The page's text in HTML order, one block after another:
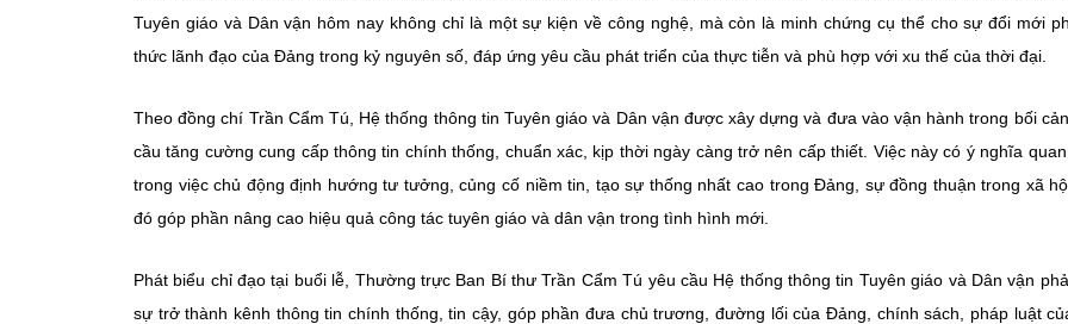
Tuyên giáo và Dân vận hôm nay không chỉ là một sự kiện về công nghệ, mà còn là minh chứng cụ thể cho sự đổi mới
thức lãnh đạo của Đảng trong kỷ nguyên số, đáp ứng yêu cầu phát triển của thực tiễn và phù hợp với xu thế của thời đại.
Theo đồng chí Trần Cẩm Tú, Hệ thống thông tin Tuyên giáo và Dân vận được xây dựng và đưa vào vận hành trong bối
cầu tăng cường cung cấp thông tin chính thống, chuẩn xác, kịp thời ngày càng trở nên cấp thiết. Việc này có ý nghĩa
trong việc chủ động định hướng tư tưởng, củng cố niềm tin, tạo sự thống nhất cao trong Đảng, sự đồng thuận trong xã
đó góp phần nâng cao hiệu quả công tác tuyên giáo và dân vận trong tình hình mới.
Phát biểu chỉ đạo tại buổi lễ, Thường trực Ban Bí thư Trần Cẩm Tú yêu cầu Hệ thống thông tin Tuyên giáo và Dân vận
sự trở thành kênh thông tin chính thống, tin cậy, góp phần đưa chủ trương, đường lối của Đảng, chính sách, pháp luật